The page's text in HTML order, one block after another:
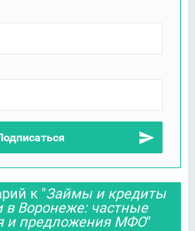
к "Займы и кредиты
Воронеже: частные
и предложения МФО"